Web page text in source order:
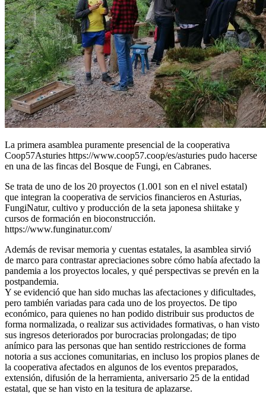
La primera asamblea puramente presencial de la cooperativa
Coop57Asturies https://www.coop57.coop/es/asturies pudo hacerse
en una de las fincas del Bosque de Fungi, en Cabranes.
Se trata de uno de los 20 proyectos (1.001 son en el nivel estatal)
que integran la cooperativa de servicios financieros en Asturias,
FungiNatur, cultivo y producción de la seta japonesa shiitake y
cursos de formación en bioconstrucción.
https://www.funginatur.com/
Además de revisar memoria y cuentas estatales, la asamblea sirvió
de marco para contrastar apreciaciones sobre cómo había afectado la
pandemia a los proyectos locales, y qué perspectivas se prevén en la
postpandemia.
Y se evidenció que han sido muchas las afectaciones y dificultades,
pero también variadas para cada uno de los proyectos. De tipo
económico, para quienes no han podido distribuir sus productos de
forma normalizada, o realizar sus actividades formativas, o han visto
sus ingresos deteriorados por burocracias prolongadas; de tipo
anímico para las personas que han sentido restricciones de forma
notoria a sus acciones comunitarias, en incluso los propios planes de
la cooperativa afectados en algunos de los eventos preparados,
extensión, difusión de la herramienta, aniversario 25 de la entidad
estatal, que se han visto en la tesitura de aplazarse.